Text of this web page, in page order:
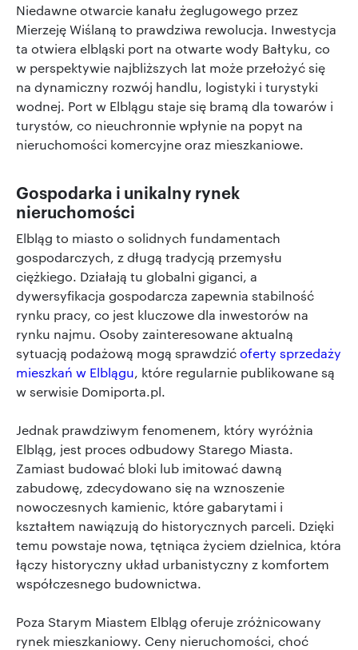
Niedawne otwarcie kanału żeglugowego przez
Mierzeję Wiślaną to prawdziwa rewolucja. Inwestycja
ta otwiera elbląski port na otwarte wody Bałtyku, co
w perspektywie najbliższych lat może przełożyć się
na dynamiczny rozwój handlu, logistyki i turystyki
wodnej. Port w Elblągu staje się bramą dla towarów i
turystów, co nieuchronnie wpłynie na popyt na
nieruchomości komercyjne oraz mieszkaniowe.
Gospodarka i unikalny rynek
nieruchomości
Elbląg to miasto o solidnych fundamentach
gospodarczych, z długą tradycją przemysłu
ciężkiego. Działają tu globalni giganci, a
dywersyfikacja gospodarcza zapewnia stabilność
rynku pracy, co jest kluczowe dla inwestorów na
rynku najmu. Osoby zainteresowane aktualną
sytuacją podażową mogą sprawdzićoferty sprzedaży
mieszkań w Elblągu, które regularnie publikowane są
w serwisie Domiporta.pl.
Jednak prawdziwym fenomenem, który wyróżnia
Elbląg, jest proces odbudowy Starego Miasta.
Zamiast budować bloki lub imitować dawną
zabudowę, zdecydowano się na wznoszenie
nowoczesnych kamienic, które gabarytami i
kształtem nawiązują do historycznych parceli. Dzięki
temu powstaje nowa, tętniąca życiem dzielnica, która
łączy historyczny układ urbanistyczny z komfortem
współczesnego budownictwa.
Poza Starym Miastem Elbląg oferuje zróżnicowany
rynek mieszkaniowy. Ceny nieruchomości, choć